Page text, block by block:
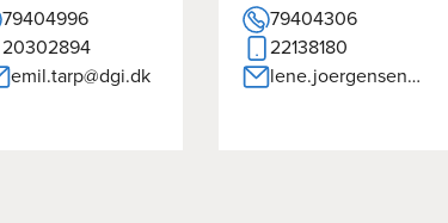
79404996
20302894
emil.tarp@dgi.dk
79404306
22138180
lene.joergensen@dgi.dk